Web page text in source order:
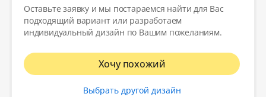
Оставьте заявку и мы постараемся найти для Вас
подходящий вариант или разработаем
индивидуальный дизайн по Вашим пожеланиям.
Хочу похожий
Выбрать другой дизайн